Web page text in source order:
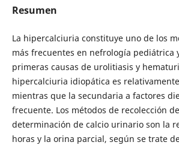
Resumen
La hipercalciuria constituye uno de los
más frecuentes en nefrología pediátrica
primeras causas de urolitiasis y
hipercalciuria idiopática es
mientras que la secundaria a factores
frecuente. Los métodos de recolección
determinación de calcio urinario son la
horas y la orina parcial, según se trate